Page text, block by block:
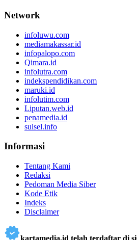
Network
infoluwu.com
mediamakassar.id
infopalopo.com
Qimara.id
infolutra.com
indekspendidikan.com
maruki.id
infolutim.com
Liputan.web.id
penamedia.id
sulsel.info
Informasi
Tentang Kami
Redaksi
Pedoman Media Siber
Kode Etik
Indeks
Disclaimer
kartamedia.id telah terdaftar di